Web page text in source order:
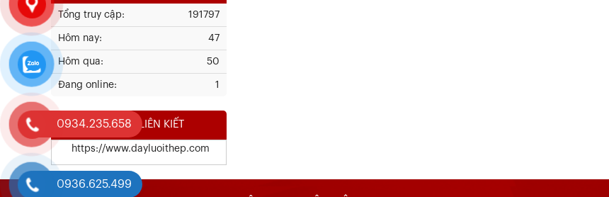
Kết Quả Thử Nghiệm Lưới Tô Tường
191797
Tổng truy cập:
47
Hôm nay:
50
Hôm qua:
1
Đang online:
WEBSITE LIÊN KIẾT
https://www.dayluoithep.com
0934.235.658
0936.625.499